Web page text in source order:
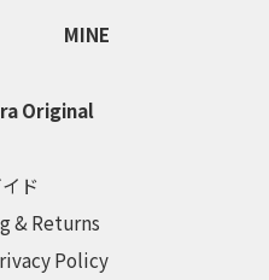
MINE
Original
ド
& Returns
Policy